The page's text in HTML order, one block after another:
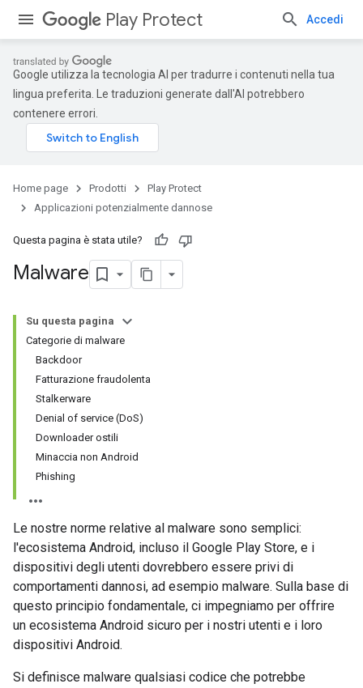
Play Protect Accedi
Google utilizza la tecnologia AI per tradurre i contenuti nella tua
lingua preferita. Le traduzioni generate dall'AI potrebbero
contenere errori.
Home page Prodotti
Play Protect
Applicazioni potenzialmente dannose
Questa pagina è stata utile?
Malware
Su questa pagina
Categorie di malware
Backdoor
Fatturazione fraudolenta
Stalkerware
Denial of service (DoS)
Downloader ostili
Minaccia non Android
Phishing
Le nostre norme relative al malware sono semplici:
l'ecosistema Android, incluso il Google Play Store, e i
dispositivi degli utenti dovrebbero essere privi di
comportamenti dannosi, ad esempio malware. Sulla base di
questo principio fondamentale, ci impegniamo per offrire
un ecosistema Android sicuro per i nostri utenti e i loro
dispositivi Android.
Si definisce malware qualsiasi codice che potrebbe